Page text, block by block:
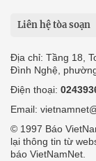
Liên hệ tòa soạn
Địa chỉ: Tầng 18,
Đình Nghệ,
Điện thoại:
Email:
© 1997 Báo
lại thông tin từ
báo VietNamNet.